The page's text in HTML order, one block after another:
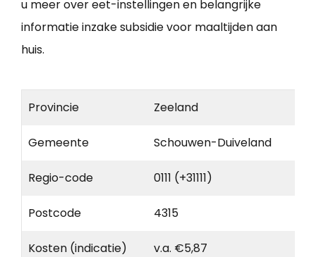
u meer over eet-instellingen en belangrijke
informatie inzake subsidie voor maaltijden aan
huis.
Provincie Zeeland
Gemeente Schouwen-Duiveland
Regio-code 0111 (+31111)
Postcode 4315
Kosten (indicatie) v.a. €5,87